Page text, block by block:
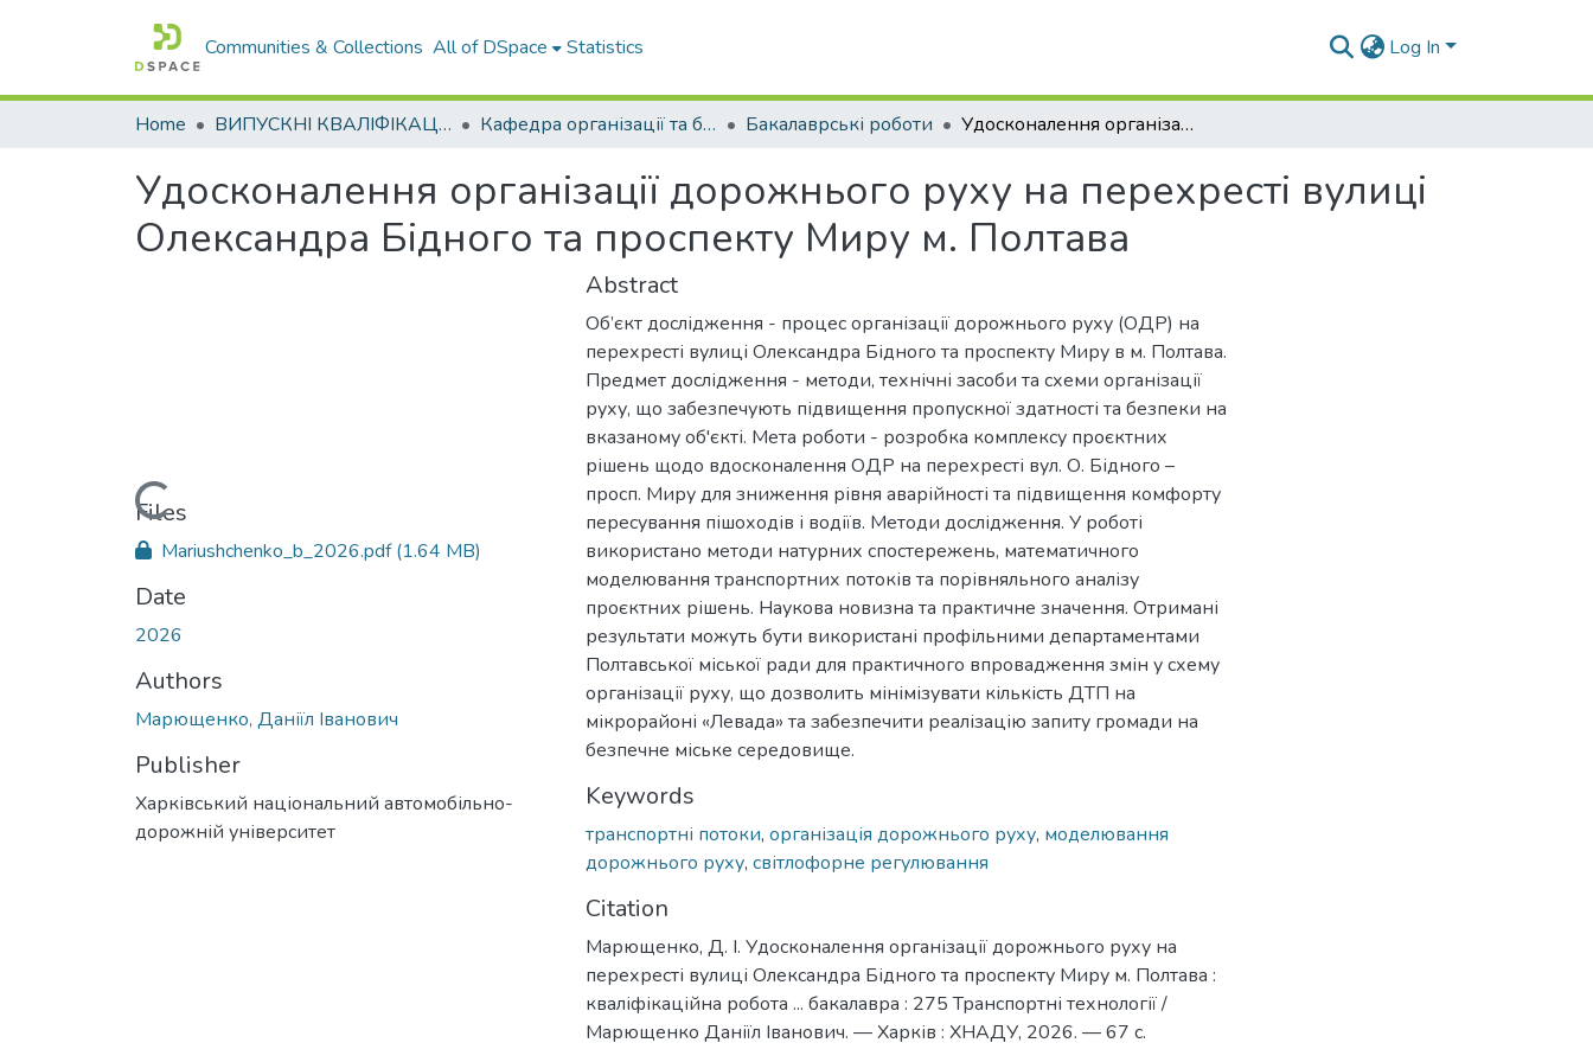
Communities & Collections All of DSpace Statistics Log In
Home ВИПУСКНІ КВАЛІФІКАЦІЙНІ РОБОТИ Кафедра організації та безпеки дорожнього руху Бакалаврські роботи Удосконалення організації дорожнього руху на перехресті вулиці Олександра Бідного та проспекту Миру м. Полтава
Удосконалення організації дорожнього руху на перехресті вулиці
Олександра Бідного та проспекту Миру м. Полтава
Loading...
Files
Mariushchenko_b_2026.pdf(1.64 MB)
Date
2026
Authors
Марющенко, Даніїл Іванович
Publisher
Харківський національний автомобільно-
дорожній університет
Abstract
Об’єкт дослідження - процес організації дорожнього руху (ОДР) на
перехресті вулиці Олександра Бідного та проспекту Миру в м. Полтава.
Предмет дослідження - методи, технічні засоби та схеми організації
руху, що забезпечують підвищення пропускної здатності та безпеки на
вказаному об'єкті. Мета роботи - розробка комплексу проєктних
рішень щодо вдосконалення ОДР на перехресті вул. О. Бідного –
просп. Миру для зниження рівня аварійності та підвищення комфорту
пересування пішоходів і водіїв. Методи дослідження. У роботі
використано методи натурних спостережень, математичного
моделювання транспортних потоків та порівняльного аналізу
проєктних рішень. Наукова новизна та практичне значення. Отримані
результати можуть бути використані профільними департаментами
Полтавської міської ради для практичного впровадження змін у схему
організації руху, що дозволить мінімізувати кількість ДТП на
мікрорайоні «Левада» та забезпечити реалізацію запиту громади на
безпечне міське середовище.
Keywords
транспортні потоки, організація дорожнього руху, моделювання
дорожнього руху, світлофорне регулювання
Citation
Марющенко, Д. І. Удосконалення організації дорожнього руху на
перехресті вулиці Олександра Бідного та проспекту Миру м. Полтава :
кваліфікаційна робота ... бакалавра : 275 Транспортні технології /
Марющенко Даніїл Іванович. — Харків : ХНАДУ, 2026. — 67 с.